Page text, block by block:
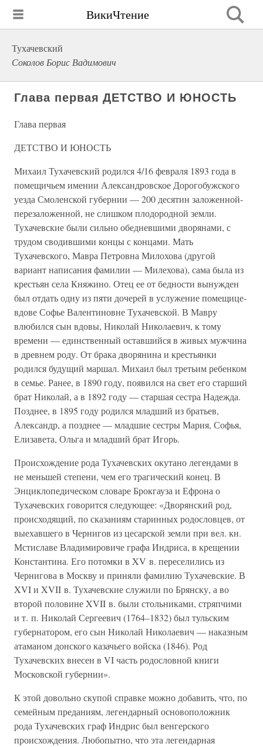
ВикиЧтение
Тухачевский
Соколов Борис Вадимович
Глава первая ДЕТСТВО И ЮНОСТЬ
Глава первая
ДЕТСТВО И ЮНОСТЬ
Михаил Тухачевский родился 4/16 февраля 1893 года в
помещичьем имении Александровское Дорогобужского
уезда Смоленской губернии — 200 десятин заложенной-
перезаложенной, не слишком плодородной земли.
Тухачевские были сильно обедневшими дворянами, с
трудом сводившими концы с концами. Мать
Тухачевского, Мавра Петровна Милохова (другой
вариант написания фамилии — Милехова), сама была из
крестьян села Княжино. Отец ее от бедности вынужден
был отдать одну из пяти дочерей в услужение помещице-
вдове Софье Валентиновне Тухачевской. В Мавру
влюбился сын вдовы, Николай Николаевич, к тому
времени — единственный оставшийся в живых мужчина
в древнем роду. От брака дворянина и крестьянки
родился будущий маршал. Михаил был третьим ребенком
в семье. Ранее, в 1890 году, появился на свет его старший
брат Николай, а в 1892 году — старшая сестра Надежда.
Позднее, в 1895 году родился младший из братьев,
Александр, а позднее — младшие сестры Мария, Софья,
Елизавета, Ольга и младший брат Игорь.
Происхождение рода Тухачевских окутано легендами в
не меньшей степени, чем его трагический конец. В
Энциклопедическом словаре Брокгауза и Ефрона о
Тухачевских говорится следующее: «Дворянский род,
происходящий, по сказаниям старинных родословцев, от
выехавшего в Чернигов из цесарской земли при вел. кн.
Мстиславе Владимировиче графа Индриса, в крещении
Константина. Его потомки в XV в. переселились из
Чернигова в Москву и приняли фамилию Тухачевские. В
XVI и XVII в. Тухачевские служили по Брянску, а во
второй половине XVII в. были стольниками, стряпчими
и т. п. Николай Сергеевич (1764–1832) был тульским
губернатором, его сын Николай Николаевич — наказным
атаманом донского казачьего войска (1846). Род
Тухачевских внесен в VI часть родословной книги
Московской губернии».
К этой довольно скупой справке можно добавить, что, по
семейным преданиям, легендарный основоположник
рода Тухачевских граф Индрис был венгерского
происхождения. Любопытно, что эта легендарная